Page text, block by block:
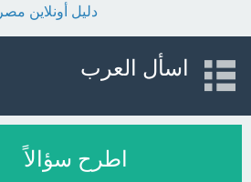
دليل أونلاين مصر
اسأل العرب
اطرح سؤالاً